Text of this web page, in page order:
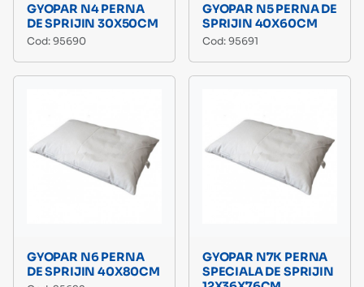
GYOPAR N4 PERNA
DE SPRIJIN 30X50CM
Cod: 95690
GYOPAR N5 PERNA DE
SPRIJIN 40X60CM
Cod: 95691
GYOPAR N6 PERNA
DE SPRIJIN 40X80CM
GYOPAR N7K PERNA
SPECIALA DE SPRIJIN